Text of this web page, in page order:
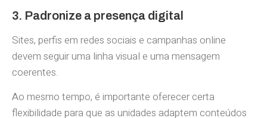
3. Padronize a presença digital
Sites, perfis em redes sociais e campanhas online
devem seguir uma linha visual e uma mensagem
coerentes.
Ao mesmo tempo, é importante oferecer certa
flexibilidade para que as unidades adaptem conteúdos